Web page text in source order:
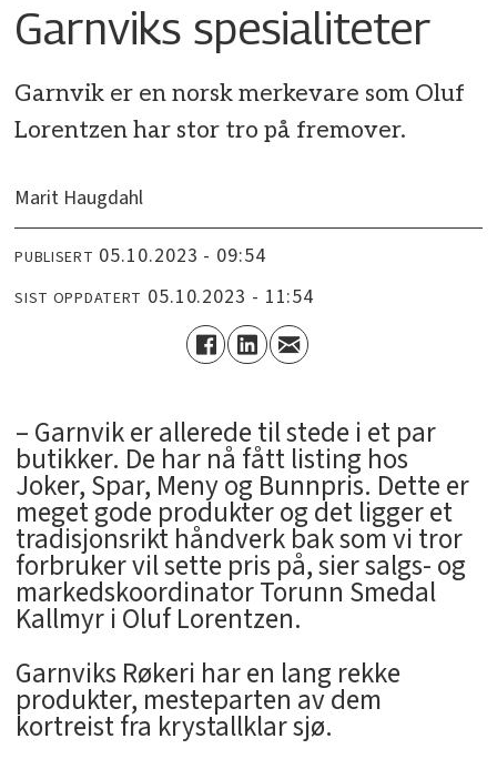
Garnviks spesialiteter
Garnvik er en norsk merkevare som Oluf
Lorentzen har stor tro på fremover.
Marit Haugdahl
PUBLISERT 05.10.2023 - 09:54
SIST OPPDATERT 05.10.2023 - 11:54
– Garnvik er allerede til stede i et par
butikker. De har nå fått listing hos
Joker, Spar, Meny og Bunnpris. Dette er
meget gode produkter og det ligger et
tradisjonsrikt håndverk bak som vi tror
forbruker vil sette pris på, sier salgs- og
markedskoordinator Torunn Smedal
Kallmyr i Oluf Lorentzen.
Garnviks Røkeri har en lang rekke
produkter, mesteparten av dem
kortreist fra krystallklar sjø.